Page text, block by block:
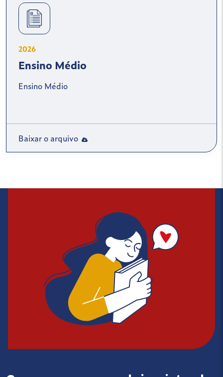
2026
Ensino Médio
Ensino Médio
Baixar o arquivo